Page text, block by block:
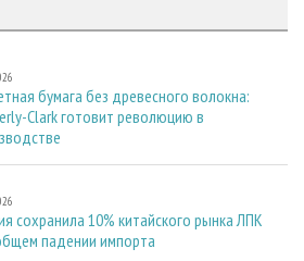
бумага без древесного волокна:
Clark готовит революцию в
сохранила 10% китайского рынка ЛПК
падении импорта